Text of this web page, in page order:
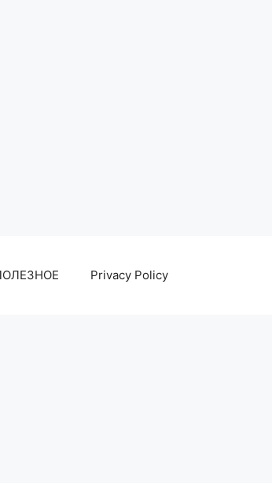
Privacy Policy